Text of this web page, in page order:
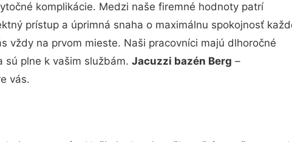
komplikácie. Medzi naše firemné hodnoty patrí
prístup a úprimná snaha o maximálnu spokojnosť
vždy na prvom mieste. Naši pracovníci majú dlhoročné
sú plne k vašim službám. Jacuzzi bazén Berg –
vás.